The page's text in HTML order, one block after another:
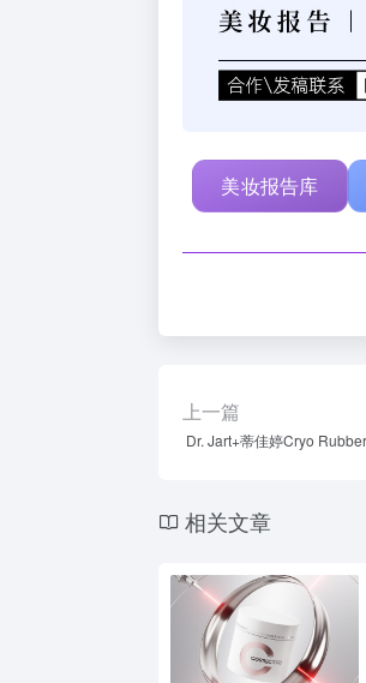
美妆报告库
上一篇
Dr. Jart+蒂佳婷Cryo
相关文章